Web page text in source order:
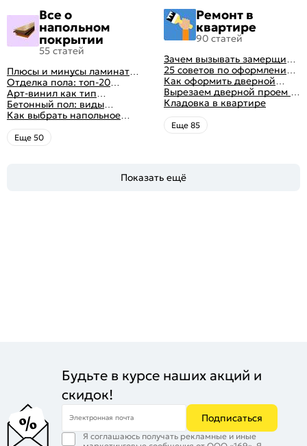
Все о
напольном
покрытии
55 статей
Плюсы и минусы ламината:
как выбрать качественное
напольное покрытие
Отделка пола: топ-20
вариантов напольных
покрытий
Арт-винил как тип
напольного покрытия
Бетонный пол: виды
конструкций и технология
заливки
Как выбрать напольное
покрытие: плюсы и минусы
всех вариантов на
современном рынке
Eще 50
Ремонт в
квартире
90 статей
Зачем вызывать замерщика
для установки дверей
25 советов по оформлению
дверного проема без двери
+ 50 фото
Как оформить дверной
проем без двери
Вырезаем дверной проем в
различных материалах
стены
Кладовка в квартире
Eще 85
Показать ещё
Будьте в курсе наших акций и
скидок!
Электронная почта Подписаться
Я соглашаюсь получать рекламные и иные